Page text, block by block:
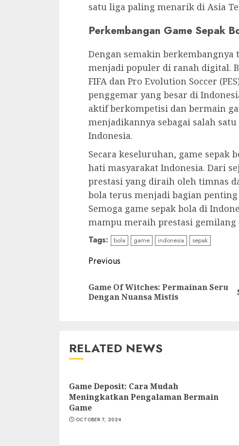
satu liga paling menarik di Asia
Perkembangan Game Sepak
Dengan semakin berkembangnya
menjadi populer di ranah digital.
FIFA dan Pro Evolution Soccer
penggemar yang besar di
aktif berkompetisi dan bermain
menjadikannya sebagai salah
Indonesia.
Secara keseluruhan, game
hati masyarakat Indonesia. Dari
prestasi yang diraih oleh timnas
bola terus menjadi bagian
Semoga game sepak bola di
mampu meraih prestasi
Tags: bola game indonesia sepak
Continue
Reading
Previous
Game Of Witches: Permainan Seru
Dengan Nuansa Mistis
RELATED NEWS
Game Deposit: Cara Mudah
Meningkatkan Pengalaman Bermain
Game
OCTOBER 7, 2024